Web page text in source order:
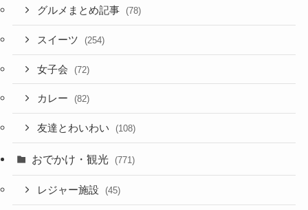
グルメまとめ記事 (78)
スイーツ (254)
女子会 (72)
カレー (82)
友達とわいわい (108)
おでかけ・観光 (771)
レジャー施設 (45)